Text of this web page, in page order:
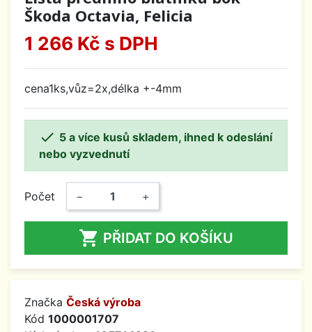
Škoda Octavia, Felicia
1 266 Kč s DPH
cena1ks,vůz=2x,délka +-4mm
 5 a více kusů skladem, ihned k odeslání
nebo vyzvednutí
Počet − +
 PŘIDAT DO KOŠÍKU
Značka Česká výroba
Kód 1000001707